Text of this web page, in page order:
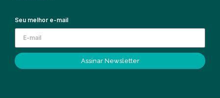
Seu melhor e-mail
Assinar Newsletter